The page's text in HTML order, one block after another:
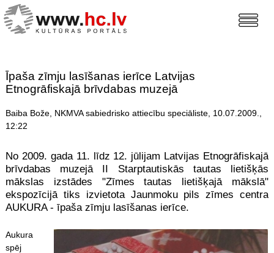
Īpaša zīmju lasīšanas ierīce Latvijas
Etnogrāfiskajā brīvdabas muzejā
Baiba Bože, NKMVA sabiedrisko attiecību speciāliste, 10.07.2009.,
12:22
No 2009. gada 11. līdz 12. jūlijam Latvijas Etnogrāfiskajā
brīvdabas muzejā II Starptautiskās tautas lietišķās
mākslas izstādes "Zīmes tautas lietišķajā mākslā"
ekspozīcijā tiks izvietota Jaunmoku pils zīmes centra
AUKURA - īpaša zīmju lasīšanas ierīce.
Aukura
spēj